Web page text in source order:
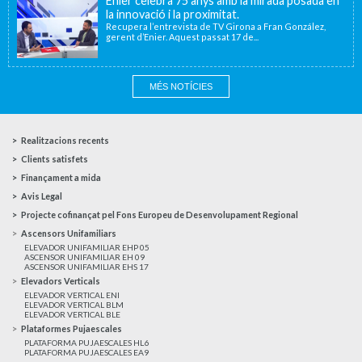
la innovació i la proximitat.
Recupera l’entrevista de TV Girona a Fran González,
gerent d’Enier. Aquest passat 17 de...
MÉS NOTÍCIES
Realitzacions recents
Clients satisfets
Finançament a mida
Avis Legal
Projecte cofinançat pel Fons Europeu de Desenvolupament Regional
Ascensors Unifamiliars
ELEVADOR UNIFAMILIAR EHP 05
ASCENSOR UNIFAMILIAR EH 09
ASCENSOR UNIFAMILIAR EHS 17
Elevadors Verticals
ELEVADOR VERTICAL ENI
ELEVADOR VERTICAL BLM
ELEVADOR VERTICAL BLE
Plataformes Pujaescales
PLATAFORMA PUJAESCALES HL6
PLATAFORMA PUJAESCALES EA9